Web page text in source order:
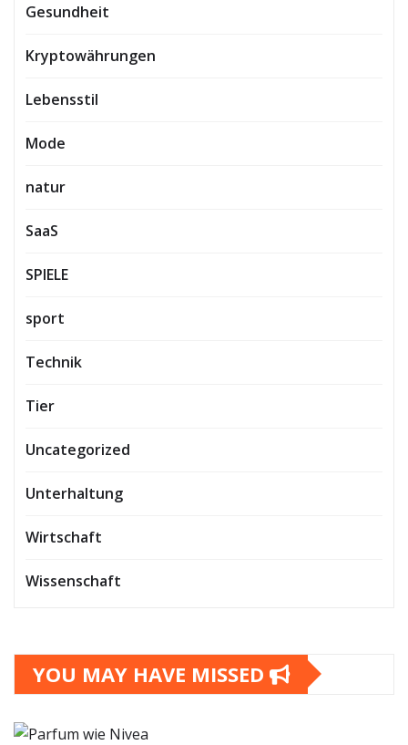
Gesundheit
Kryptowährungen
Lebensstil
Mode
natur
SaaS
SPIELE
sport
Technik
Tier
Uncategorized
Unterhaltung
Wirtschaft
Wissenschaft
YOU MAY HAVE MISSED